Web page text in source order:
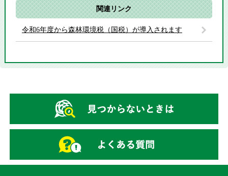
関連リンク
令和6年度から森林環境税（国税）が導入されます